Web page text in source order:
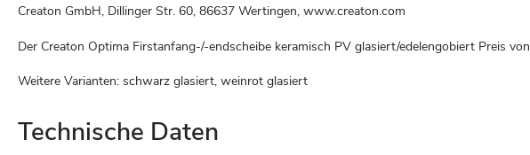
Creaton GmbH, Dillinger Str. 60, 86637 Wertingen, www.creaton.com
Der Creaton Optima Firstanfang-/-endscheibe keramisch PV glasiert/edelengobiert Preis von
Weitere Varianten: schwarz glasiert, weinrot glasiert
Technische Daten